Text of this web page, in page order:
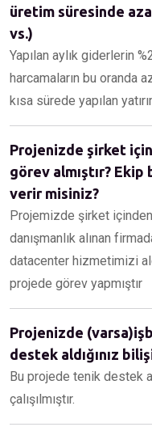
üretim süresinde
vs.)
Yapılan aylık giderlerin
harcamaların bu oranda
kısa sürede yapılan
Projenizde şirket
görev almıştır? Ekip
verir misiniz?
Projemizde şirket
danışmanlık alınan
datacenter hizmetimizi
projede görev yapmıştır
Projenizde
destek aldığınız
Bu projede tenik destek
çalışılmıştır.